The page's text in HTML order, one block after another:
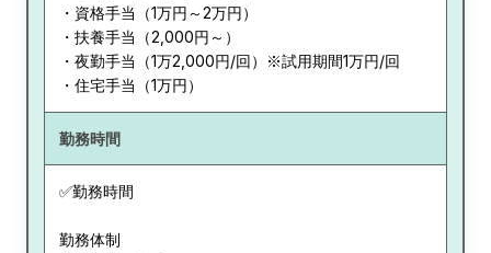
・資格手当（1万円～2万円）
・扶養手当（2,000円～）
・夜勤手当（1万2,000円/回）※試用期間1万円/回
・住宅手当（1万円）
勤務時間
✅勤務時間
勤務体制